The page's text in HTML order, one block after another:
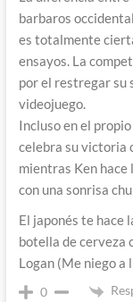
barbaros
es totalmente
ensayos. La
por el restregar su
videojuego.
Incluso en el
celebra su victoria
mientras Ken
con una sonrisa
El japonés te hace
botella de cerveza
Logan (Me niego a
0